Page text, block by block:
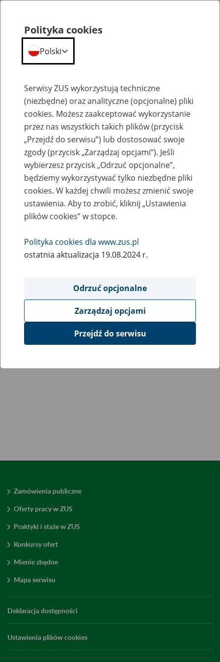
Przepraszamy,
podana strona nie została znaleziona.
Błąd 404
Przejdź do strony głównej
Zamówienia publiczne
Oferty pracy w ZUS
Praktyki i staże w ZUS
Konkursy ofert
Mienie zbędne
Mapa serwisu
Deklaracja dostępności
Ustawienia plików cookies
Polityka cookies
Polski
Serwisy ZUS wykorzystują techniczne
(niezbędne) oraz analityczne (opcjonalne) pliki
cookies. Możesz zaakceptować wykorzystanie
przez nas wszystkich takich plików (przycisk
„Przejdź do serwisu”) lub dostosować swoje
zgody (przycisk „Zarządzaj opcjami”). Jeśli
wybierzesz przycisk „Odrzuć opcjonalne”,
będziemy wykorzystywać tylko niezbędne pliki
cookies. W każdej chwili możesz zmienić swoje
ustawienia. Aby to zrobić, kliknij „Ustawienia
plików cookies” w stopce.
Polityka cookies dla www.zus.pl
ostatnia aktualizacja 19.08.2024 r.
Odrzuć opcjonalne
Zarządzaj opcjami
Przejdź do serwisu